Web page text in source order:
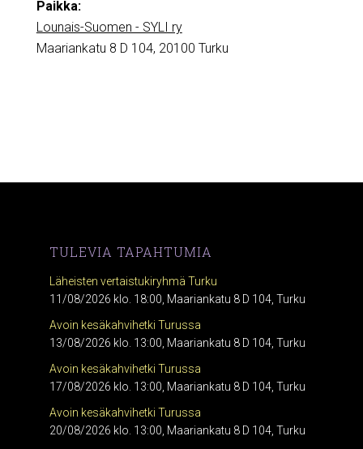
Paikka:
Lounais-Suomen - SYLI ry
Maariankatu 8 D 104, 20100 Turku
TULEVIA TAPAHTUMIA
Läheisten vertaistukiryhmä Turku
11/08/2026 klo. 18:00, Maariankatu 8 D 104, Turku
Avoin kesäkahvihetki Turussa
13/08/2026 klo. 13:00, Maariankatu 8 D 104, Turku
Avoin kesäkahvihetki Turussa
17/08/2026 klo. 13:00, Maariankatu 8 D 104, Turku
Avoin kesäkahvihetki Turussa
20/08/2026 klo. 13:00, Maariankatu 8 D 104, Turku